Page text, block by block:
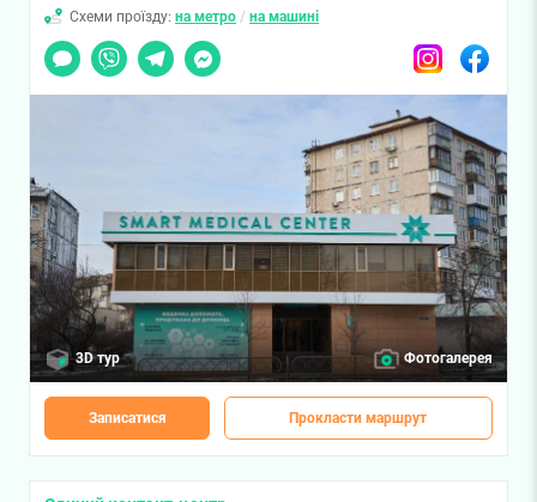
Схеми проїзду: на метро / на машині
Чат
Viber TelegramMessenger InstagramFacebook
3D тур Фотогалерея
Записатися Прокласти маршрут